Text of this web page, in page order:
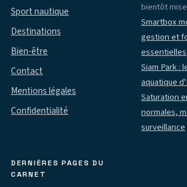
Sport nautique
Destinations
Bien-être
Contact
Mentions légales
Confidentialité
bientôt
Smartbox
gestion et
essentielles
Siam Park :
aquatique
Saturation
normales,
surveillance
DERNIÈRES PAGES DU
CARNET